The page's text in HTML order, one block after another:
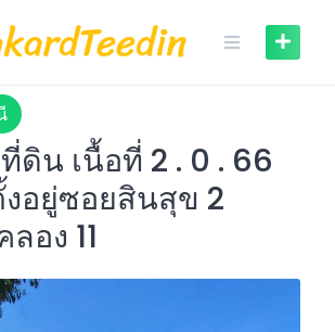
ดิน เนื้อที่ 2 . 0 . 66
อยู่ซอยสินสุข 2
อง 11